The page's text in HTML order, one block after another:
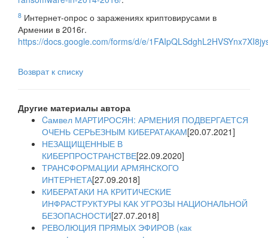
8 Интернет-опрос о заражениях криптовирусами в
Армении в 2016г.
https://docs.google.com/forms/d/e/
Возврат к списку
Другие материалы автора
Cамвел МАРТИРОСЯН: АРМЕНИЯ ПОДВЕРГАЕТСЯ
ОЧЕНЬ СЕРЬЕЗНЫМ КИБЕРАТАКАМ[20.07.2021]
НЕЗАЩИЩЕННЫЕ В
КИБЕРПРОСТРАНСТВЕ[22.09.2020]
ТРАНСФОРМАЦИИ АРМЯНСКОГО
ИНТЕРНЕТА[27.09.2018]
КИБЕРАТАКИ НА КРИТИЧЕСКИЕ
ИНФРАСТРУКТУРЫ КАК УГРОЗЫ НАЦИОНАЛЬНОЙ
БЕЗОПАСНОСТИ[27.07.2018]
РЕВОЛЮЦИЯ ПРЯМЫХ ЭФИРОВ (как